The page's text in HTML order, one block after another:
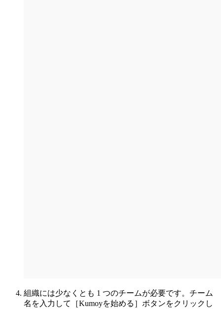
組織には少なくとも 1 つのチームが必要です。チーム
名を入力して［Kumoyを始める］ボタンをクリックし